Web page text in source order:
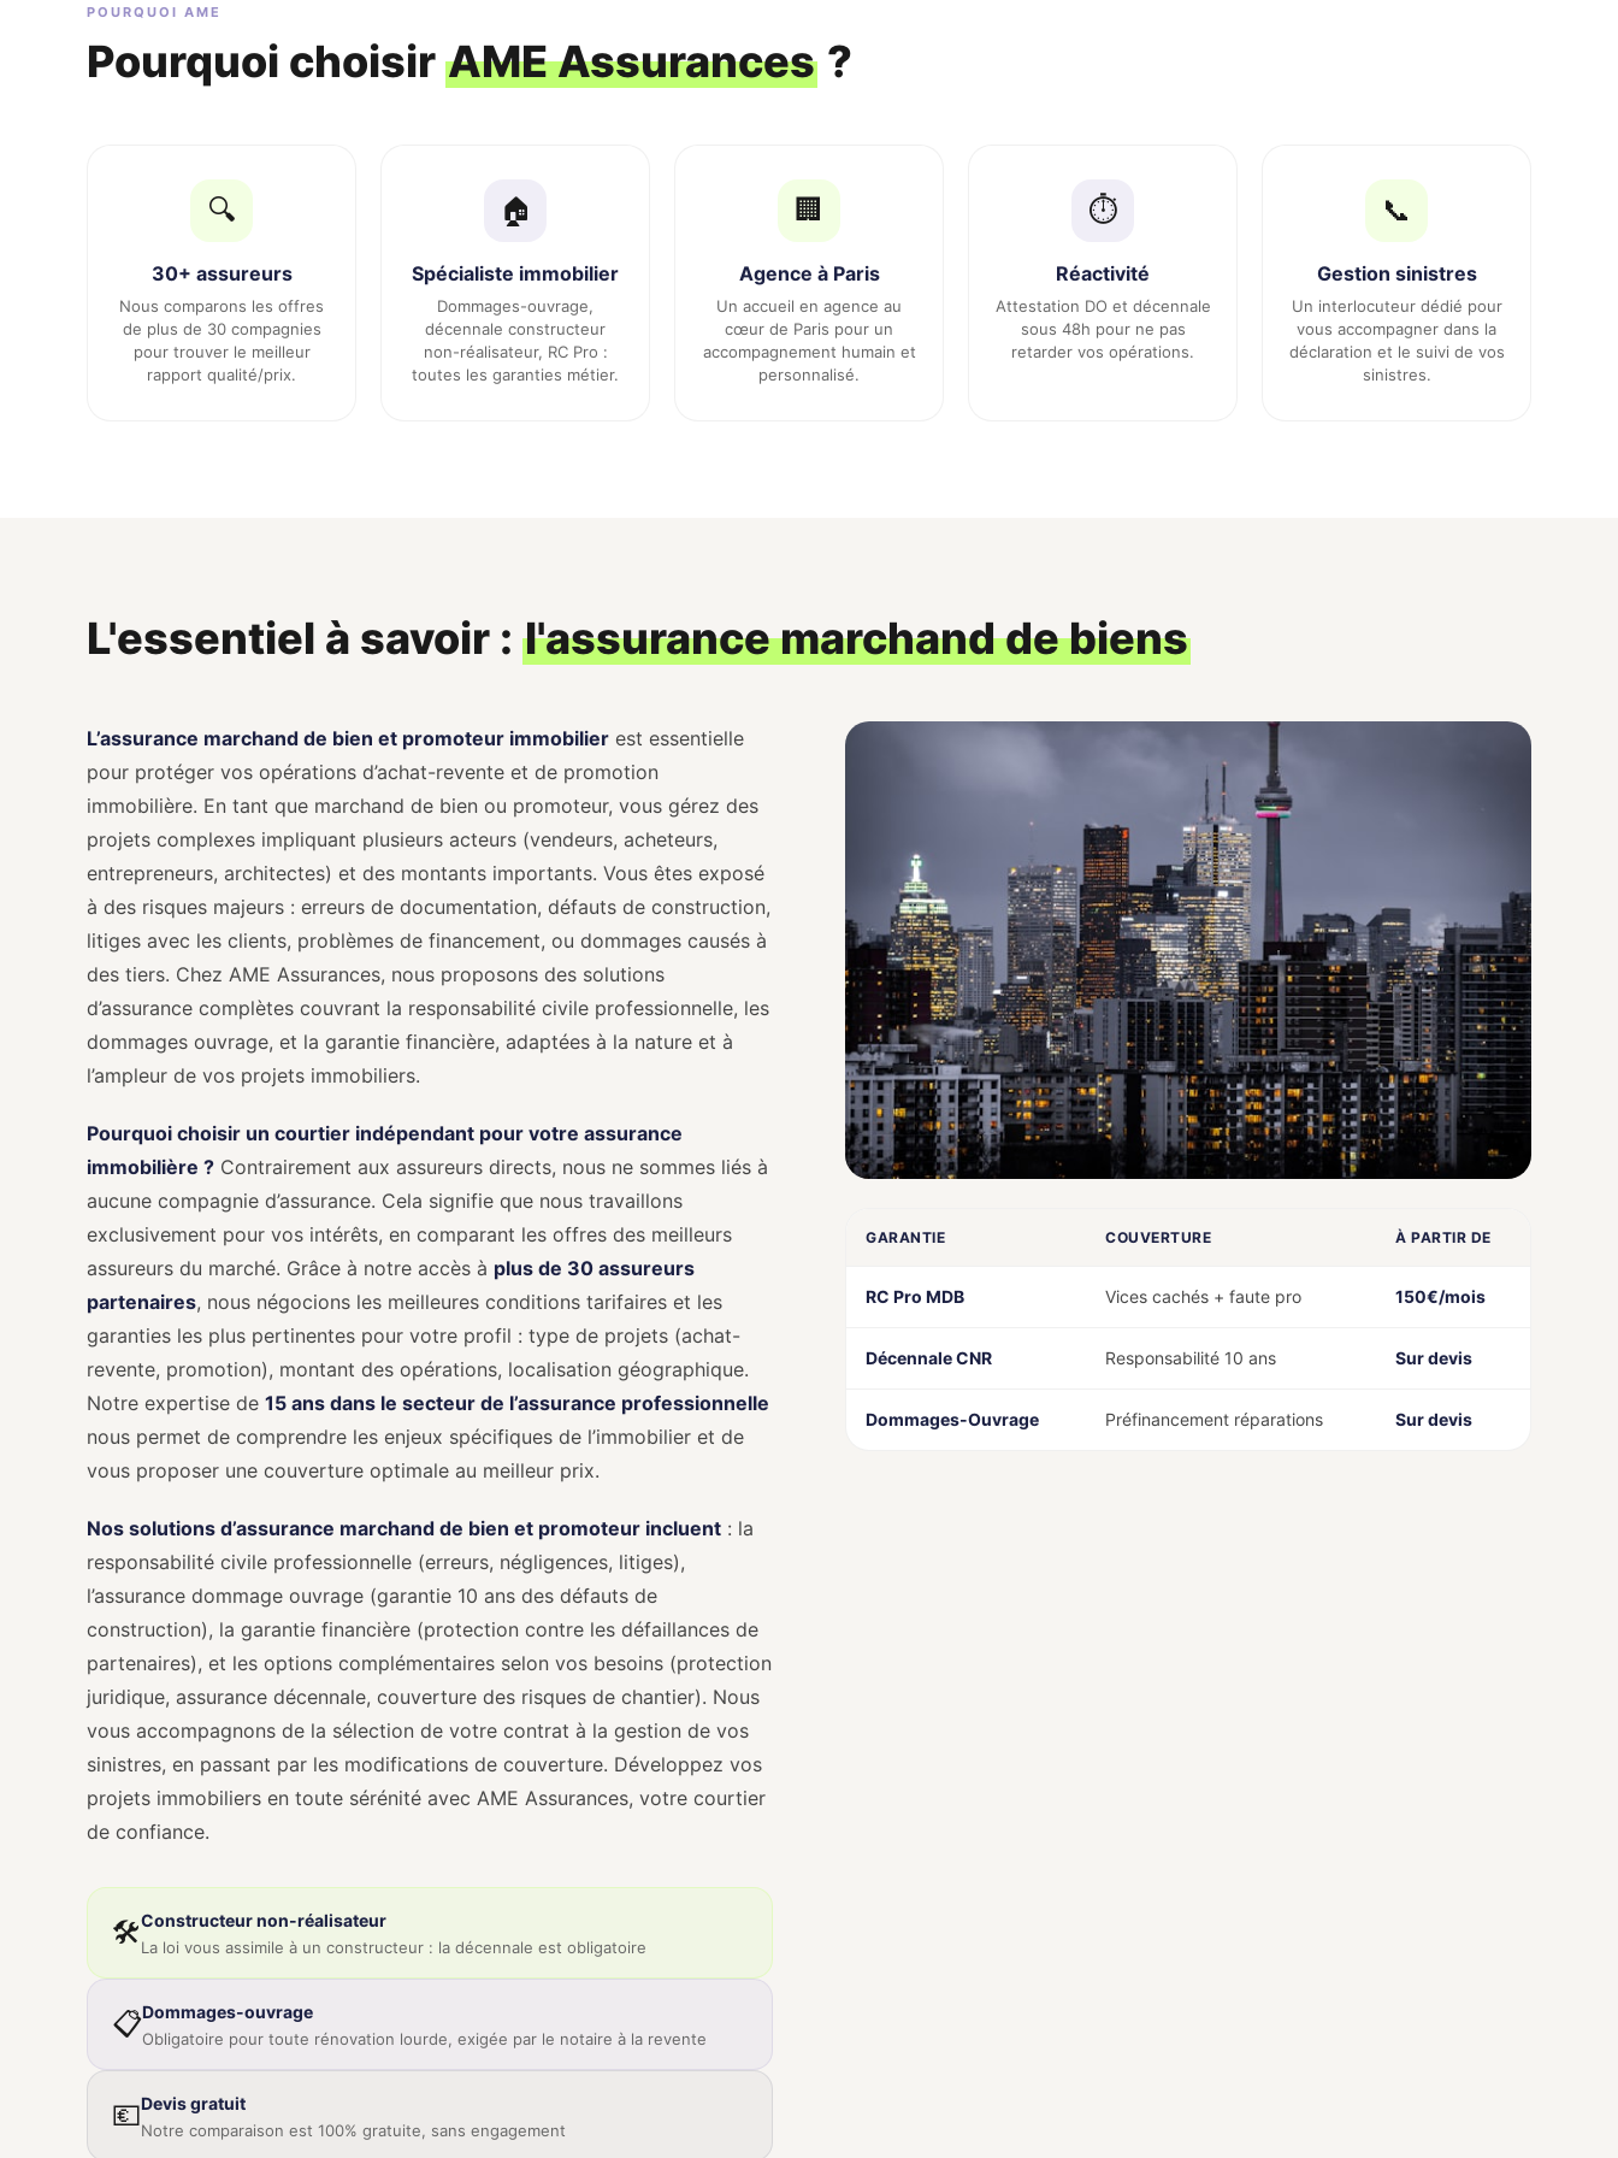
POURQUOI AME
Pourquoi choisir AME Assurances ?
🔍
30+ assureurs
Nous comparons les offres
de plus de 30 compagnies
pour trouver le meilleur
rapport qualité/prix.
🏠
Spécialiste immobilier
Dommages-ouvrage,
décennale constructeur
non-réalisateur, RC Pro :
toutes les garanties métier.
🏢
Agence à Paris
Un accueil en agence au
cœur de Paris pour un
accompagnement humain et
personnalisé.
⏱️
Réactivité
Attestation DO et décennale
sous 48h pour ne pas
retarder vos opérations.
📞
Gestion sinistres
Un interlocuteur dédié pour
vous accompagner dans la
déclaration et le suivi de vos
sinistres.
L'essentiel à savoir : l'assurance marchand de biens
L’assurance marchand de bien et promoteur immobilier est essentielle
pour protéger vos opérations d’achat-revente et de promotion
immobilière. En tant que marchand de bien ou promoteur, vous gérez des
projets complexes impliquant plusieurs acteurs (vendeurs, acheteurs,
entrepreneurs, architectes) et des montants importants. Vous êtes exposé
à des risques majeurs : erreurs de documentation, défauts de construction,
litiges avec les clients, problèmes de financement, ou dommages causés à
des tiers. Chez AME Assurances, nous proposons des solutions
d’assurance complètes couvrant la responsabilité civile professionnelle, les
dommages ouvrage, et la garantie financière, adaptées à la nature et à
l’ampleur de vos projets immobiliers.
Pourquoi choisir un courtier indépendant pour votre assurance
immobilière ? Contrairement aux assureurs directs, nous ne sommes liés à
aucune compagnie d’assurance. Cela signifie que nous travaillons
exclusivement pour vos intérêts, en comparant les offres des meilleurs
assureurs du marché. Grâce à notre accès à plus de 30 assureurs
partenaires, nous négocions les meilleures conditions tarifaires et les
garanties les plus pertinentes pour votre profil : type de projets (achat-
revente, promotion), montant des opérations, localisation géographique.
Notre expertise de 15 ans dans le secteur de l’assurance professionnelle
nous permet de comprendre les enjeux spécifiques de l’immobilier et de
vous proposer une couverture optimale au meilleur prix.
Nos solutions d’assurance marchand de bien et promoteur incluent : la
responsabilité civile professionnelle (erreurs, négligences, litiges),
l’assurance dommage ouvrage (garantie 10 ans des défauts de
construction), la garantie financière (protection contre les défaillances de
partenaires), et les options complémentaires selon vos besoins (protection
juridique, assurance décennale, couverture des risques de chantier). Nous
vous accompagnons de la sélection de votre contrat à la gestion de vos
sinistres, en passant par les modifications de couverture. Développez vos
projets immobiliers en toute sérénité avec AME Assurances, votre courtier
de confiance.
🛠️Constructeur non-réalisateur
La loi vous assimile à un constructeur : la décennale est obligatoire
📋Dommages-ouvrage
Obligatoire pour toute rénovation lourde, exigée par le notaire à la revente
💶Devis gratuit
Notre comparaison est 100% gratuite, sans engagement
GARANTIE COUVERTURE À PARTIR DE
RC Pro MDB Vices cachés + faute pro 150€/mois
Décennale CNR Responsabilité 10 ans Sur devis
Dommages-Ouvrage Préfinancement réparations Sur devis